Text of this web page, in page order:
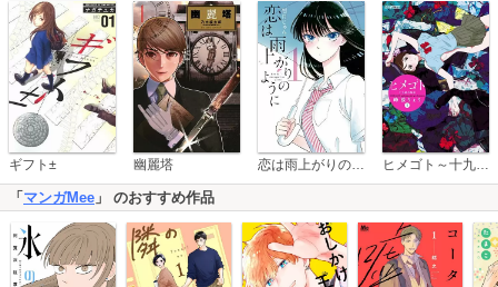
ギフト± 幽麗塔 恋は雨上がりのように ヒメゴト～十九歳の制服～
「 マンガMee 」 のおすすめ作品